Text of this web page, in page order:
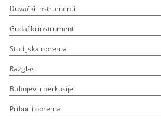
Duvački instrumenti
Gudački instrumenti
Studijska oprema
Razglas
Bubnjevi i perkusije
Pribor i oprema